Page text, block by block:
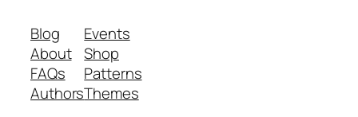
Blog
About
FAQs
Authors
Events
Shop
Patterns
Themes